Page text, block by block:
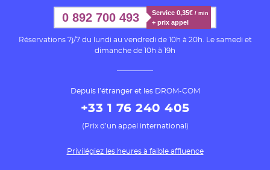
0 892 700 493 Service 0,35€ / min
+ prix appel
Réservations 7j/7 du lundi au vendredi de 10h à 20h. Le samedi et
dimanche de 10h à 19h
Depuis l’étranger et les DROM-COM
+33 1 76 240 405
(Prix d’un appel international)
Privilégiez les heures à faible affluence